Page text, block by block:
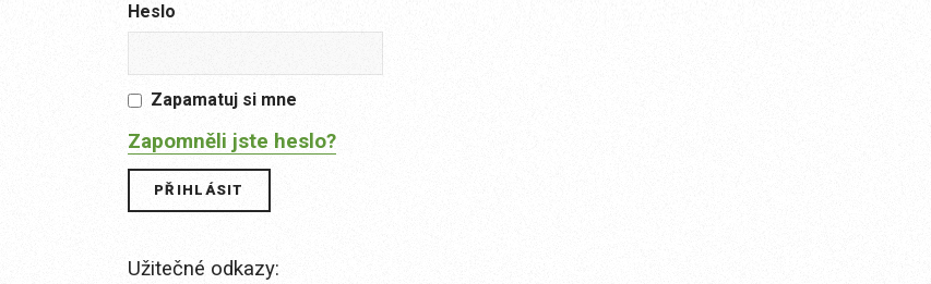
Heslo
Zapamatuj si mne
Zapomněli jste heslo?
Užitečné odkazy: